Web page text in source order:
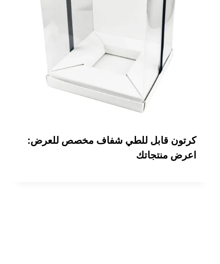
كرتون قابل للطي شفاف مخصص للعرض:
اعرض منتجاتك